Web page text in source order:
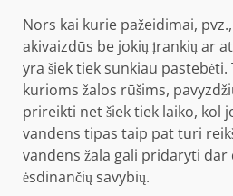
Nors kai kurie pažeidimai,
akivaizdūs be jokių įrankių ar
yra šiek tiek sunkiau pastebėti.
kurioms žalos rūšims,
prireikti net šiek tiek laiko, kol
vandens tipas taip pat turi
vandens žala gali pridaryti dar
ėsdinančių savybių.